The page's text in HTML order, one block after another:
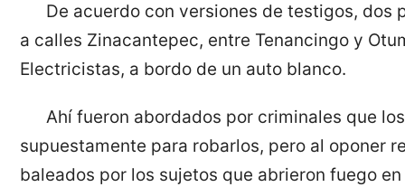
De acuerdo con versiones de testigos, dos
a calles Zinacantepec, entre Tenancingo y
Electricistas, a bordo de un auto blanco.
Ahí fueron abordados por criminales que
supuestamente para robarlos, pero al oponer
baleados por los sujetos que abrieron fuego